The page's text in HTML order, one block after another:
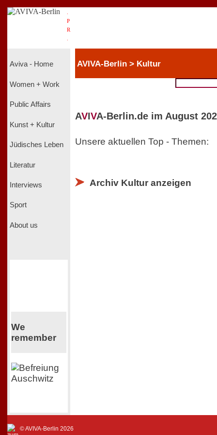
P
R
Aviva - Home
Women + Work
Public Affairs
Kunst + Kultur
Jüdisches Leben
Literatur
Interviews
Sport
About us
We
remember
AVIVA-Berlin > Kultur
AVIVA-Berlin.de im August
Unsere aktuellen Top - Themen:
Archiv Kultur anzeigen
© AVIVA-Berlin 2026